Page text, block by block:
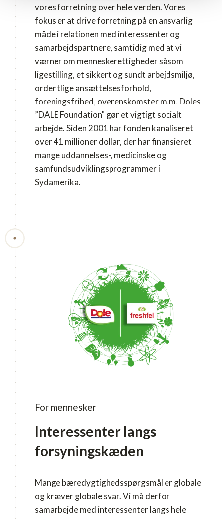
vores forretning over hele verden. Vores
fokus er at drive forretning på en ansvarlig
måde i relationen med interessenter og
samarbejdspartnere, samtidig med at vi
værner om menneskerettigheder såsom
ligestilling, et sikkert og sundt arbejdsmiljø,
ordentlige ansættelsesforhold,
foreningsfrihed, overenskomster m.m. Doles
”DALE Foundation" gør et vigtigt socialt
arbejde. Siden 2001 har fonden kanaliseret
over 41 millioner dollar, der har finansieret
mange uddannelses-, medicinske og
samfundsudviklingsprogrammer i
Sydamerika.
For mennesker
Interessenter langs
forsyningskæden
Mange bæredygtighedsspørgsmål er globale
og kræver globale svar. Vi må derfor
samarbejde med interessenter langs hele